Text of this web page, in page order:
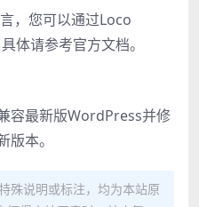
，您可以通过Loco
体请参考官方文档。
容最新版WordPress并修
本。
殊说明或标注，均为本站原